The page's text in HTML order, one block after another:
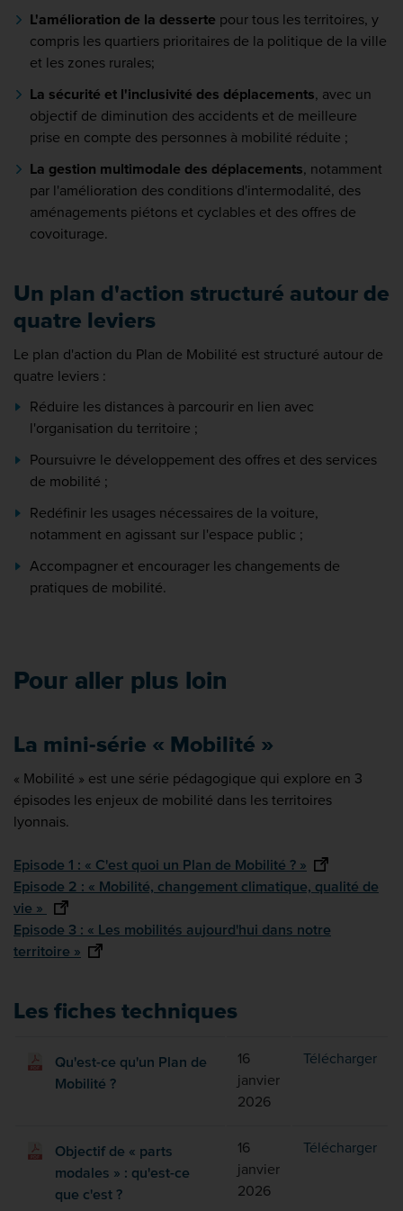
L'amélioration de la desserte pour tous les territoires, y
compris les quartiers prioritaires de la politique de la ville
et les zones rurales;
La sécurité et l'inclusivité des déplacements, avec un
objectif de diminution des accidents et de meilleure
prise en compte des personnes à mobilité réduite ;
La gestion multimodale des déplacements, notamment
par l'amélioration des conditions d'intermodalité, des
aménagements piétons et cyclables et des offres de
covoiturage.
Un plan d'action structuré autour de
quatre leviers
Le plan d'action du Plan de Mobilité est structuré autour de
quatre leviers :
Réduire les distances à parcourir en lien avec
l'organisation du territoire ;
Poursuivre le développement des offres et des services
de mobilité ;
Redéfinir les usages nécessaires de la voiture,
notamment en agissant sur l'espace public ;
Accompagner et encourager les changements de
pratiques de mobilité.
Pour aller plus loin
La mini-série « Mobilité »
« Mobilité » est une série pédagogique qui explore en 3
épisodes les enjeux de mobilité dans les territoires
lyonnais.
Episode 1 : « C'est quoi un Plan de Mobilité ? »
Episode 2 : « Mobilité, changement climatique, qualité de
vie »
Episode 3 : « Les mobilités aujourd'hui dans notre
territoire »
Les fiches techniques
Qu'est-ce qu'un Plan de
Mobilité ?
16
janvier
2026
Télécharger
Objectif de « parts
modales » : qu'est-ce
que c'est ?
16
janvier
2026
Télécharger